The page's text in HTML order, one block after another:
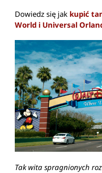
Dowiedz się jak kupić
World i Universal
Tak wita spragnionych